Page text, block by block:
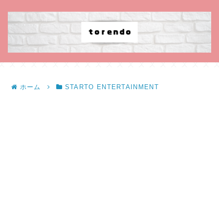
ホーム STARTO ENTERTAINMENT